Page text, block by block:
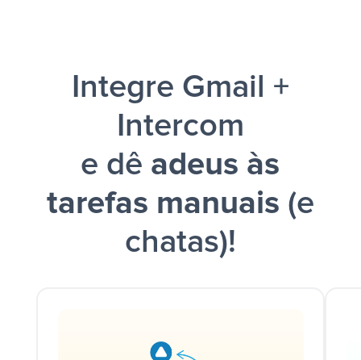
Integre Gmail +
Intercom
e dê adeus às
tarefas manuais (e
chatas)!